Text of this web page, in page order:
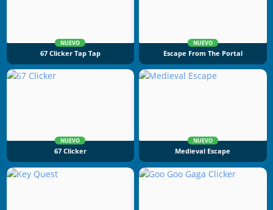
NUEVO
67 Clicker Tap Tap
NUEVO
Escape From The Portal
NUEVO
67 Clicker
NUEVO
Medieval Escape